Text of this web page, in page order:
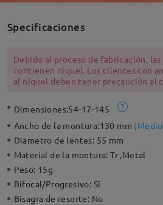
Specificaciones
Debido al proceso de fabricación,
contienen níquel. Los clientes con
al níquel deben tener precaución al
Dimensiones:54-17-145
Ancho de la montura:130 mm (Medio
Diametro de lentes: 55 mm
Material de la montura:Tr ,Metal
Peso: 15g
Bifocal/Progresivo: Sí
Bisagra de resorte: No